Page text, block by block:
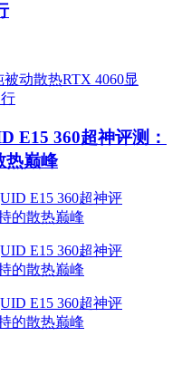
E15 360超神评测：
热巅峰